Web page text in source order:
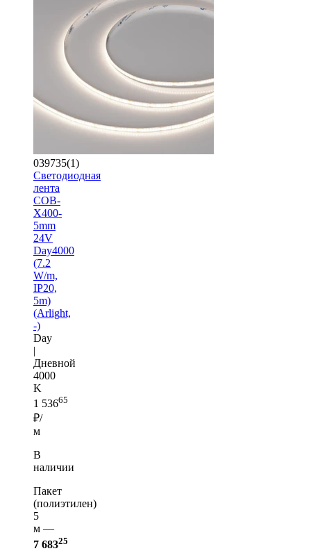
039735(1)
Светодиодная
лента
COB-
X400-
5mm
24V
Day4000
(7.2
W/m,
IP20,
5m)
(Arlight,
-)
Day
|
Дневной
4000
K
1 53665
₽/
м
В
наличии
Пакет
(полиэтилен)
5
м —
7 68325